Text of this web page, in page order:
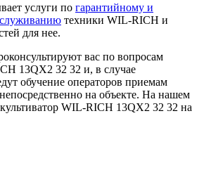
услуги по гарантийному и
техники WIL-RICH и
для нее.
вас по вопросам
13QX2 32 32 и, в случае
обучение операторов приемам
на объекте. На нашем
WIL-RICH 13QX2 32 32 на